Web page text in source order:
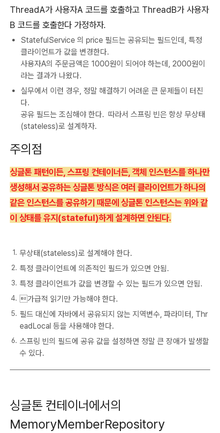
ThreadA가 사용자A 코드를 호출하고 ThreadB가 사용자
B 코드를 호출한다 가정하자.
StatefulService 의 price 필드는 공유되는 필드인데, 특정
클라이언트가 값을 변경한다.
사용자A의 주문금액은 1000원이 되어야 하는데, 2000원이
라는 결과가 나왔다.
실무에서 이런 경우, 정말 해결하기 어려운 큰 문제들이 터진
다.
공유 필드는 조심해야 한다. 따라서 스프링 빈은 항상 무상태
(stateless)로 설계하자.
주의점
싱글톤 패턴이든, 스프링 컨테이너든, 객체 인스턴스를 하나만
생성해서 공유하는 싱글톤 방식은 여러 클라이언트가 하나의
같은 인스턴스를 공유하기 때문에 싱글톤 인스턴스는 위와 같
이 상태를 유지(stateful)하게 설계하면 안된다.
무상태(stateless)로 설계해야 한다.
특정 클라이언트에 의존적인 필드가 있으면 안됨.
특정 클라이언트가 값을 변경할 수 있는 필드가 있으면 안됨.
가급적 읽기만 가능해야 한다.
필드 대신에 자바에서 공유되지 않는 지역변수, 파라미터, Thr
eadLocal 등을 사용해야 한다.
스프링 빈의 필드에 공유 값을 설정하면 정말 큰 장애가 발생할
수 있다.
싱글톤 컨테이너에서의
MemoryMemberRepository